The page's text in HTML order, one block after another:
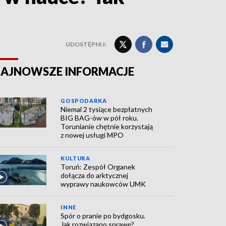
UDOSTĘPNIJ:
INFORMACJE
GOSPODARKA
Niemal 2 tysiące bezpłatnych
BIG BAG-ów w pół roku.
Torunianie chętnie korzystają
z nowej usługi MPO
KULTURA
Toruń: Zespół Organek
dołącza do arktycznej
wyprawy naukowców UMK
INNE
Spór o pranie po bydgosku.
Jak rozwiązano sprawę?